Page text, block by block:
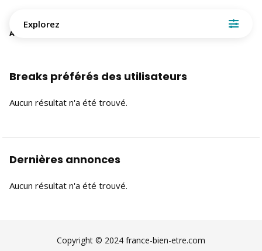
Explorez
Aucun résultat n'a été trouvé
Breaks préférés des utilisateurs
Aucun résultat n'a été trouvé.
Dernières annonces
Aucun résultat n'a été trouvé.
Copyright © 2024 france-bien-etre.com